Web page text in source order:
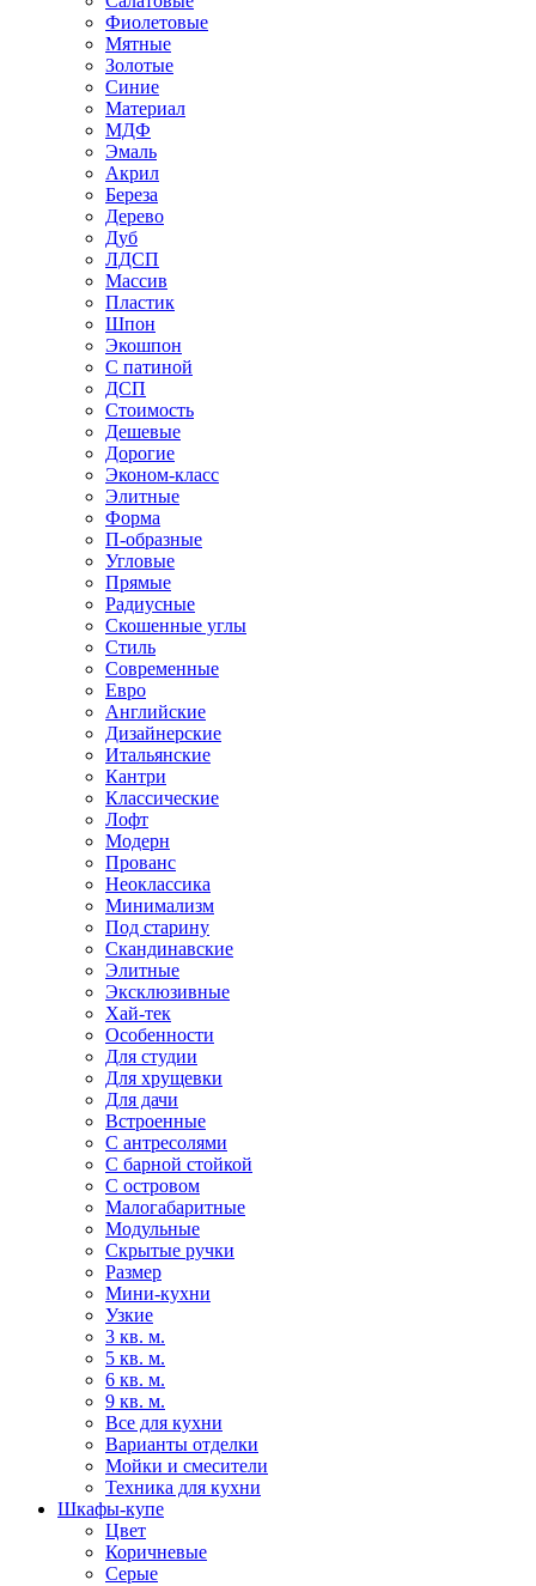
Фиолетовые
Мятные
Золотые
Синие
Материал
МДФ
Эмаль
Акрил
Береза
Дерево
Дуб
ЛДСП
Массив
Пластик
Шпон
Экошпон
С патиной
ДСП
Стоимость
Дешевые
Дорогие
Эконом-класс
Элитные
Форма
П-образные
Угловые
Прямые
Радиусные
Скошенные углы
Стиль
Современные
Евро
Английские
Дизайнерские
Итальянские
Кантри
Классические
Лофт
Модерн
Прованс
Неоклассика
Минимализм
Под старину
Скандинавские
Элитные
Эксклюзивные
Хай-тек
Особенности
Для студии
Для хрущевки
Для дачи
Встроенные
С антресолями
С барной стойкой
С островом
Малогабаритные
Модульные
Скрытые ручки
Размер
Мини-кухни
Узкие
3 кв. м.
5 кв. м.
6 кв. м.
9 кв. м.
Все для кухни
Варианты отделки
Мойки и смесители
Техника для кухни
Шкафы-купе
Цвет
Коричневые
Серые